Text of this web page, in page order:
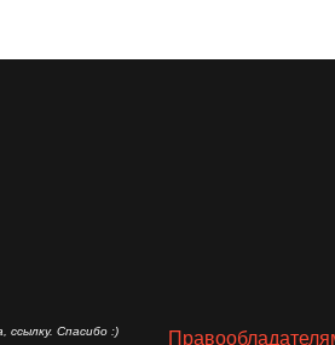
ссылку. Спасибо :)